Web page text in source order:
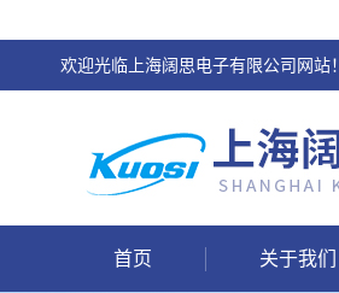
欢迎光临上海阔思电子有限公司网站！
首页 关于我们